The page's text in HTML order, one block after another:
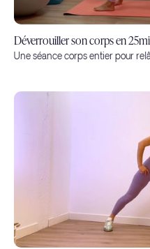
Déverrouiller son corps en
Une séance corps entier pour